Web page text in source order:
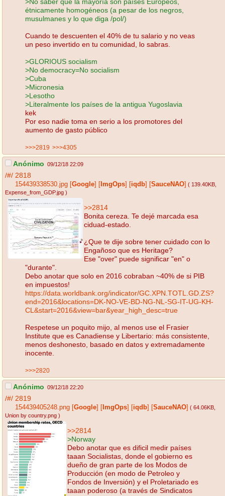
étnicamente homogéneos (a pesar de los negros,
musulmanes y lo que diga /pol/)
Cuando te descuenten el 40% de tu salario y no veas
un peso invertido en tu comunidad, lo sabras.
>GLORIOUS socialism
>No democracy=No socialism
>Cuba
>Micronesia
>Lesotho
>Literalmente los países de la antigua Yugoslavia
kek
Por eso nadie toma en serio a los promotores del
aumento de gasto público
>>>2819 >>>4305
Anónimo 09/12/18 22:09
/#/ 2818
154439338530.jpg Google ImgOps iqdb SauceNAO ( 139.40KB
Expense_from_GDP.jpg )
>>2814
Bonita cereza. Te dejé marcada esa
ciduad-estado.
¿Que te dije sobre tener cuidado con lo
Engañoso que es Heritage?
Ese "over" puede significar "en" o
"durante".
Debo anotar que solo en 2016 cobraban ~40% de si PIB
en impuestos!
https://data.worldbank.org/indicator/GC.XPN.TOTL.GD.ZS?
end=2016&locations=DK-NO-VE-BD-NG-NL-SG-IT-UG-KH-
CL&start=2016&view=bar&year_high_desc=true
Respetese un poquito mijo, al menos use el Frasier
Institute que es Canadiense y Libertario: más consistente,
menos deshonesto, basado en datos y extremadamente
inocente.
>>>2820
Anónimo 09/12/18 22:20
/#/ 2819
154439405248.png Google ImgOps iqdb SauceNAO ( 64.06KB
Union by country.png )
>>2814
>Norway
Debo anotar que es dificil medir países
taaan Socialistas, donde el gobierno es
dueño de gran parte de los Modos de
Producción (en modo de Petroleo y
Fondos de Inversión) y el Proletariado es
taaan poderoso (a través de Sindicatos